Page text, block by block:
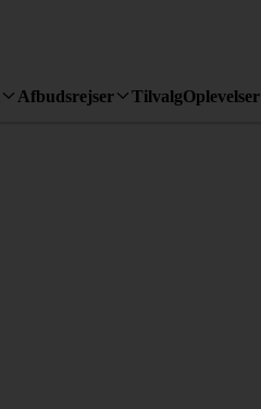
Afbudsrejser TilvalgOplevelser